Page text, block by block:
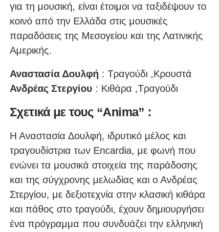
για τη μουσική, είναι έτοιμοι να ταξιδέψουν το
κοινό από την Ελλάδα στις μουσικές
παραδόσεις της Μεσογείου και της Λατινικής
Αμερικής.
Αναστασία Δουλφή : Τραγούδι ,Κρουστά
Ανδρέας Στεργίου : Κιθάρα ,Τραγούδι
Σχετικά με τους “Anima” :
Η Αναστασία Δουλφή, ιδρυτικό μέλος και
τραγουδίστρια των Encardia, με φωνή που
ενώνει τα μουσικά στοιχεία της παράδοσης
και της σύγχρονης μελωδίας και ο Ανδρέας
Στεργίου, με δεξιοτεχνία στην κλασική κιθάρα
και πάθος στο τραγούδι, έχουν δημιουργήσει
ένα πρόγραμμα που συνδυάζει την ελληνική